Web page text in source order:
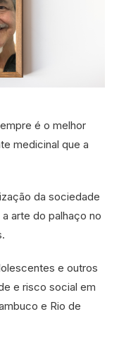
é o melhor
medicinal que a
da sociedade
arte do palhaço no
e outros
e risco social em
e Rio de